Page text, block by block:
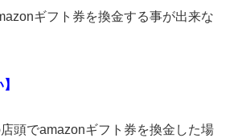
ギフト券を換金する事が出来な
頭でamazonギフト券を換金した場